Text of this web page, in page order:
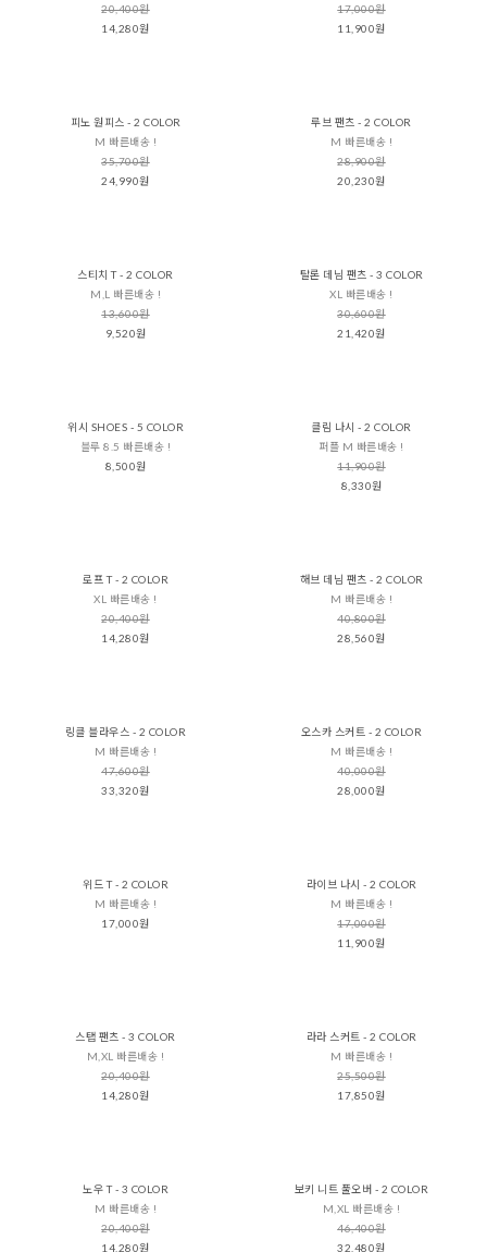
20,400원
14,280원
17,000원
11,900원
피노 원피스 - 2 COLOR
M 빠른배송 !
35,700원
24,990원
루브 팬츠 - 2 COLOR
M 빠른배송 !
28,900원
20,230원
스티치 T - 2 COLOR
M,L 빠른배송 !
13,600원
9,520원
탈론 데님 팬츠 - 3 COLOR
XL 빠른배송 !
30,600원
21,420원
위시 SHOES - 5 COLOR
블루 8.5 빠른배송 !
8,500원
클림 나시 - 2 COLOR
퍼플 M 빠른배송 !
11,900원
8,330원
로프 T - 2 COLOR
XL 빠른배송 !
20,400원
14,280원
해브 데님 팬츠 - 2 COLOR
M 빠른배송 !
40,800원
28,560원
링클 블라우스 - 2 COLOR
M 빠른배송 !
47,600원
33,320원
오스카 스커트 - 2 COLOR
M 빠른배송 !
40,000원
28,000원
위드 T - 2 COLOR
M 빠른배송 !
17,000원
라이브 나시 - 2 COLOR
M 빠른배송 !
17,000원
11,900원
스탭 팬츠 - 3 COLOR
M,XL 빠른배송 !
20,400원
14,280원
라라 스커트 - 2 COLOR
M 빠른배송 !
25,500원
17,850원
노우 T - 3 COLOR
M 빠른배송 !
20,400원
14,280원
보키 니트 풀오버 - 2 COLOR
M,XL 빠른배송 !
46,400원
32,480원